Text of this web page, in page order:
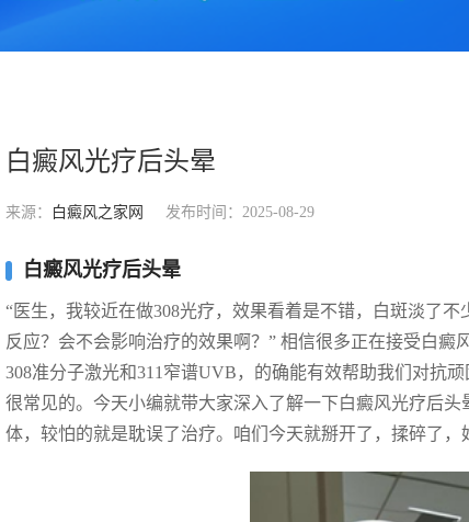
白癜风光疗后头晕
来源： 白癜风之家网 发布时间：2025-08-29
白癜风光疗后头晕
“医生，我较近在做308光疗，效果看着是不错，白斑淡了
反应？会不会影响治疗的效果啊？” 相信很多正在接受白
308准分子激光和311窄谱UVB，的确能有效帮助我们对抗
很常见的。今天小编就带大家深入了解一下白癜风光疗后
体，较怕的就是耽误了治疗。咱们今天就掰开了，揉碎了，